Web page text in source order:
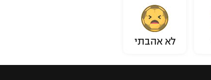
לא אהבתי